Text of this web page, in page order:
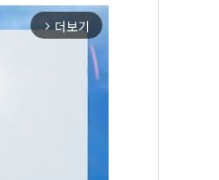
arrow_forward_ios 더보기